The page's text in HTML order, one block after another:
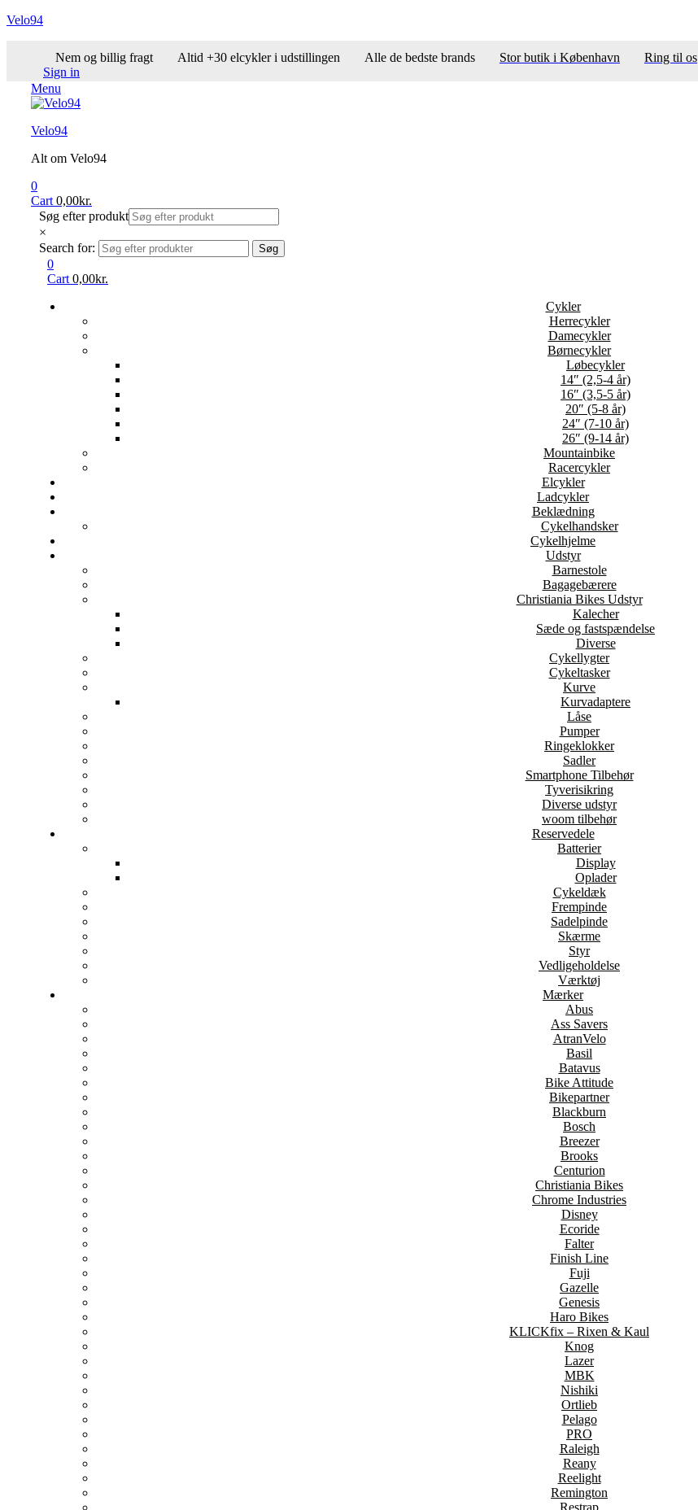
Velo94
Nem og billig fragt Altid +30 elcykler i udstillingen Alle de bedste brands Stor butik i København
Ring til os
Sign in
Menu
Velo94
Alt om Velo94
0
Cart 0,00kr.
Søg efter produkt
×
Search for:
Søg
0
Cart 0,00kr.
Cykler
Herrecykler
Damecykler
Børnecykler
Løbecykler
14″ (2,5-4 år)
16″ (3,5-5 år)
20″ (5-8 år)
24″ (7-10 år)
26″ (9-14 år)
Mountainbike
Racercykler
Elcykler
Ladcykler
Beklædning
Cykelhandsker
Cykelhjelme
Udstyr
Barnestole
Bagagebærere
Christiania Bikes Udstyr
Kalecher
Sæde og fastspændelse
Diverse
Cykellygter
Cykeltasker
Kurve
Kurvadaptere
Låse
Pumper
Ringeklokker
Sadler
Smartphone Tilbehør
Tyverisikring
Diverse udstyr
woom tilbehør
Reservedele
Batterier
Display
Oplader
Cykeldæk
Frempinde
Sadelpinde
Skærme
Styr
Vedligeholdelse
Værktøj
Mærker
Abus
Ass Savers
AtranVelo
Basil
Batavus
Bike Attitude
Bikepartner
Blackburn
Bosch
Breezer
Brooks
Centurion
Christiania Bikes
Chrome Industries
Disney
Ecoride
Falter
Finish Line
Fuji
Gazelle
Genesis
Haro Bikes
KLICKfix – Rixen & Kaul
Knog
Lazer
MBK
Nishiki
Ortlieb
Pelago
PRO
Raleigh
Reany
Reelight
Remington
Restrap